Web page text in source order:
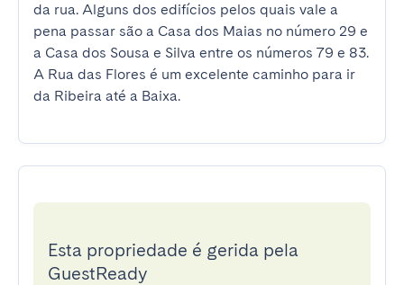
da rua. Alguns dos edifícios pelos quais vale a
pena passar são a Casa dos Maias no número 29 e
a Casa dos Sousa e Silva entre os números 79 e 83.
A Rua das Flores é um excelente caminho para ir
da Ribeira até a Baixa.
Esta propriedade é gerida pela
GuestReady